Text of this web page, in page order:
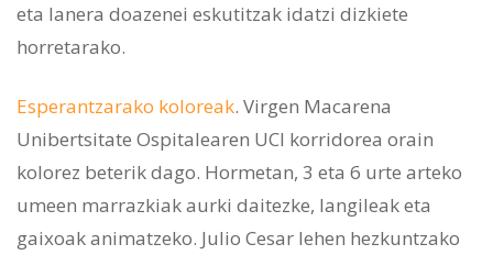
eta lanera doazenei eskutitzak idatzi dizkiete
horretarako.
Esperantzarako koloreak. Virgen Macarena
Unibertsitate Ospitalearen UCI korridorea orain
kolorez beterik dago. Hormetan, 3 eta 6 urte arteko
umeen marrazkiak aurki daitezke, langileak eta
gaixoak animatzeko. Julio Cesar lehen hezkuntzako